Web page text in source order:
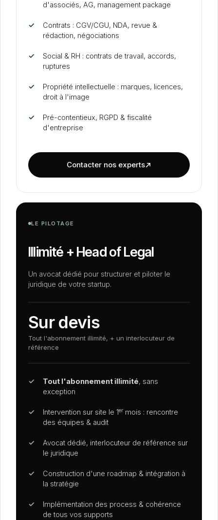
d'associés, AG, management package
✓ Contrats : CGV/CGU, NDA, revue &
rédaction, négociations
✓ Social & RH : contrats de travail, accords,
ruptures
✓
Propriété intellectuelle : marques, licences,
droit à l'image
✓ Pré-contentieux, RGPD & fiscalité
d'entreprise
Contacter nos experts
LE PILOTAGE
Illimité + Head of Legal
Un avocat dédié pour structurer et piloter le
juridique de votre startup.
Sur devis
Tout l'abonnement illimité, + un interlocuteur de
référence
✓ Tout l'abonnement illimité, sans
exception
✓ Intervention sur site le 1er mois : rencontre
des équipes & audit
✓
Avocat dédié, interlocuteur de référence sur
le juridique
✓ Construction d'une roadmap & intégration à
la stratégie
✓ Implémentation des process & cohérence
de tous vos supports